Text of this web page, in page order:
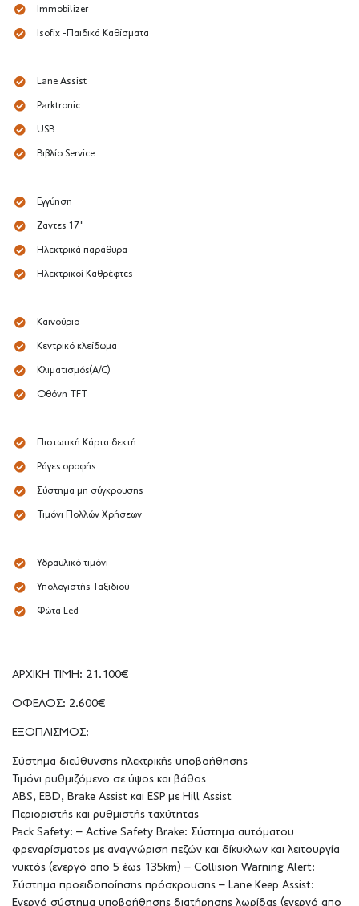
Immobilizer
Isofix -Παιδικά Καθίσματα
Lane Assist
Parktronic
USB
Βιβλίο Service
Εγγύηση
Ζαντες 17"
Ηλεκτρικά παράθυρα
Ηλεκτρικοί Καθρέφτες
Καινούριο
Κεντρικό κλείδωμα
Κλιματισμός(A/C)
Οθόνη TFT
Πιστωτική Κάρτα δεκτή
Ράγες οροφής
Σύστημα μη σύγκρουσης
Τιμόνι Πολλών Χρήσεων
Υδραυλικό τιμόνι
Υπολογιστής Ταξιδιού
Φώτα Led
ΑΡΧΙΚΗ ΤΙΜΗ: 21.100€
ΟΦΕΛΟΣ: 2.600€
ΕΞΟΠΛΙΣΜΟΣ:
Σύστημα διεύθυνσης ηλεκτρικής υποβοήθησης
Τιμόνι ρυθμιζόμενο σε ύψος και βάθος
ABS, EBD, Brake Assist και ESP με Hill Assist
Περιοριστής και ρυθμιστής ταχύτητας
Pack Safety: – Active Safety Brake: Σύστημα αυτόματου
φρεναρίσματος με αναγνώριση πεζών και δίκυκλων και λειτουργία
νυκτός (ενεργό απο 5 έως 135km) – Collision Warning Alert:
Σύστημα προειδοποίησης πρόσκρουσης – Lane Keep Assist:
Ενεργό σύστημα υποβοήθησης διατήρησης λωρίδας (ενεργό απο